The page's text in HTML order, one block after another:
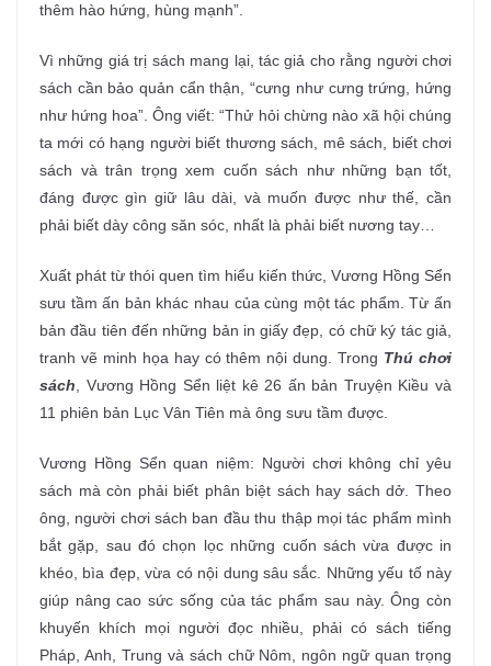
thêm hào hứng, hùng mạnh”.
Vì những giá trị sách mang lại, tác giả cho rằng người chơi
sách cần bảo quản cẩn thận, “cưng như cưng trứng, hứng
như hứng hoa”. Ông viết: “Thử hỏi chừng nào xã hội chúng
ta mới có hạng người biết thương sách, mê sách, biết chơi
sách và trân trọng xem cuốn sách như những bạn tốt,
đáng được gìn giữ lâu dài, và muốn được như thế, cần
phải biết dày công săn sóc, nhất là phải biết nương tay…
Xuất phát từ thói quen tìm hiểu kiến thức, Vương Hồng Sển
sưu tầm ấn bản khác nhau của cùng một tác phẩm. Từ ấn
bản đầu tiên đến những bản in giấy đẹp, có chữ ký tác giả,
tranh vẽ minh họa hay có thêm nội dung. Trong Thú chơi
sách , Vương Hồng Sển liệt kê 26 ấn bản Truyện Kiều và
11 phiên bản Lục Vân Tiên mà ông sưu tầm được.
Vương Hồng Sển quan niệm: Người chơi không chỉ yêu
sách mà còn phải biết phân biệt sách hay sách dở. Theo
ông, người chơi sách ban đầu thu thập mọi tác phẩm mình
bắt gặp, sau đó chọn lọc những cuốn sách vừa được in
khéo, bìa đẹp, vừa có nội dung sâu sắc. Những yếu tố này
giúp nâng cao sức sống của tác phẩm sau này. Ông còn
khuyến khích mọi người đọc nhiều, phải có sách tiếng
Pháp, Anh, Trung và sách chữ Nôm, ngôn ngữ quan trọng